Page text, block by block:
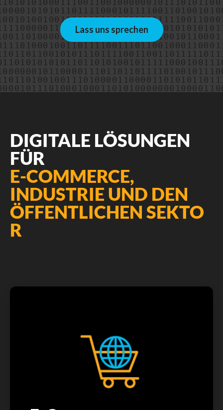
Lass uns sprechen
DIGITALE LÖSUNGEN
FÜR
E-COMMERCE,
INDUSTRIE UND DEN
ÖFFENTLICHEN SEKTO
R